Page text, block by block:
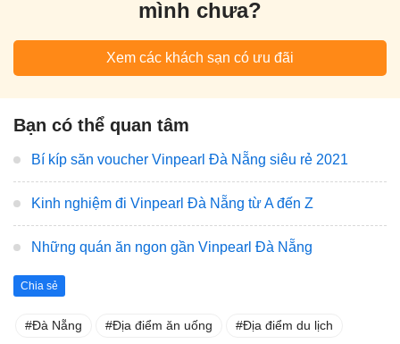
mình chưa?
Xem các khách sạn có ưu đãi
Bạn có thể quan tâm
Bí kíp săn voucher Vinpearl Đà Nẵng siêu rẻ 2021
Kinh nghiệm đi Vinpearl Đà Nẵng từ A đến Z
Những quán ăn ngon gần Vinpearl Đà Nẵng
Chia sẻ
Đà Nẵng Địa điểm ăn uống Địa điểm du lịch